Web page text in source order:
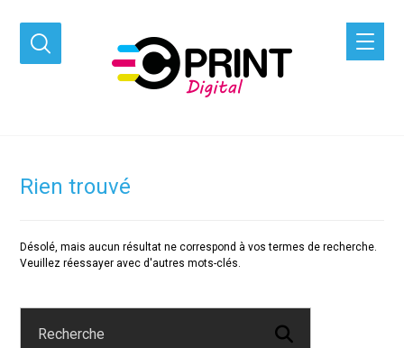
Rien trouvé
Désolé, mais aucun résultat ne correspond à vos termes de recherche.
Veuillez réessayer avec d'autres mots-clés.